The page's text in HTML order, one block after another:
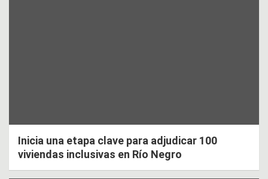
Inicia una etapa clave para adjudicar 100
viviendas inclusivas en Río Negro